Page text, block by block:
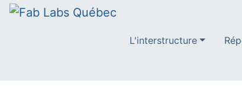
L'interstructure